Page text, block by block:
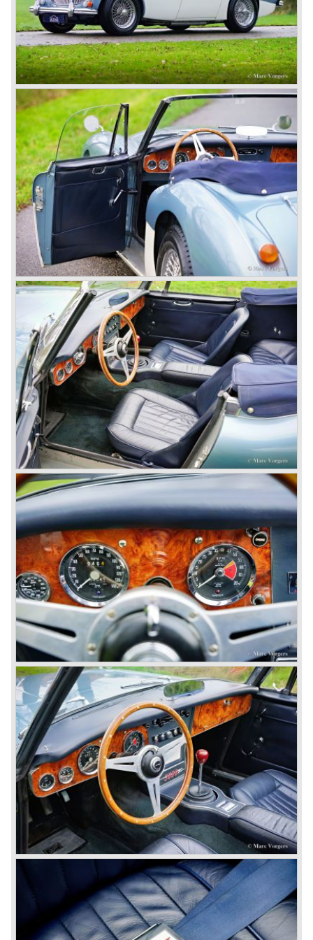
door Donald Healey gebouwd op basis van Austin
componenten waaronder het viercilinder A90 motorblok
wat voor Austin natuurlijk ideaal was. Austin zag in de
Healey het antwoord op de MG sportwagens en de
Triumph TR sportwagen van het Standard-Triumph
concern.
In de Healey fabriek te Warwick werden de eerste twintig
pre productie exemplaren gebouwd, aansluitend werd de
productie van de Austin Healey 100 in 1953 verplaatst
naar de Austin fabriek in Longbridge. Chassis en
carrosserieën werden gebouwd en toegeleverd door
Jensen.
De Austin Healey 100 BN-1 werd gebouwd tussen 1953
en 1955 waarna in 1955 de BN-2 met vier versnellingsbak
werd voorgesteld. Tussen 1955 en 1956 volgden specials
als de 100M en de 100S welke laatste puur voor de racerij
bestemd was.
In 1956 werd de viercilinder motor uitgebannen en werd de
Austin Healey voorzien van de 2.6 liter zescilinder motor
uit de Austin Westminster, tevens kreeg de auto een
ruimer inzittenden compartiment met twee piepkleine
zitkuipjes achterin; de geboorte van de Austin Healey
100/6 (BN4) in mei 1956 was een feit...
In april 1958 kwam er een tweezits uitvoering van de
Austin Healey 100/6 op de markt (BN6) omdat het
"vierzits" model niet zo populair was als de tweezits Austin
Healey 100 voorgangers.
In maart 1959 komt de Healey 3000 op de markt. Deze
doorontwikkeling op de 100/6 is voorzien van een tot 2912
cc. opgeboorde zescilinder motor en schijfremmen aan de
voorwielen. Deze eerste Austin Healey 3000 kennen wij
als MK I.
In 1961 volgt de MK II, deze versie is voorzien van drie
carburateurs waardoor het motorvermogen aanzienlijk
toenam.
In januari 1962 werd de MK IIa (BJ7) geïntroduceerd. De
Austin Healey MK IIa was weer voorzien van twee
(grotere) carburateurs die eenvoudiger synchroon te
stellen waren en toch praktisch hetzelfde motorvermogen
garandeerden. De MK IIa was tevens voorzien van
neerdraaibare ramen in plaats van de opsteekruiten van
de voorgangers.
In maart 1962 wordt de MKII tweezitter uit productie
genomen en in juni de vierzitter. De MK IIa is een
"convertible" omdat het cabrioletdak neergeklapt op de
auto aanwezig blijft en met een hoes wordt afgedekt. Bij de
voorgaande Austin Healey modellen werd de soft top
geheel afgenomen en in de kofferbak opgeborgen, samen
met de insteek ruiten.
Oktober 1963 wordt de definitieve Austin Healey 3000
voorgesteld; de MK III. De MK III was net als de MK IIa
enkel verkrijgbaar als 2+2 convertible uitvoering. De motor
werd voorzien van een andere nokkenas en andere
klepveren. Tevens werden grotere 2 inch S.U. HD-8
carburateurs toegepast. De MK III kreeg een geheel
gewijzigd dashboard en een middenconsole. De "big
Healey" startte vanaf dit ogenblik met een contactsleutel
i.p.v. een startknop. De scharnierende leuning van de
achterstoelen deed nu in omgeklapte vorm ook dienst als
vlakke laadvloer.
In mei 1964 krijgt de Austin Healey 3000 MK III de laatste
modificaties die resulteren in de introductie van het "phase
2" model. De MK III phase 2 werd o.a. voorzien van een
aangepast chassis om de achteras meer verticale ruimte
te geven teneinde een langere veerweg te bereiken. De
achteras werd nu afgeveerd door zesblads bladveren.
Ook werden de schijfremmen gewijzigd en werden de
voorste knipperlicht en stadslicht lenzen groter.
In maart 1965 wordt de Austin Healey 3000 MK III phase 2
ook aan de achterzijde voorzien van separate richting
aanwijzers. De lenzen van de achterlichten worden even
groot als die aan de voorzijde.
Het laatste volledige productiejaar is 1967. 3051 Healey's
worden er dat jaar geproduceerd. De laatste productie
batch, november/ december 1967, van ruim 500 auto's